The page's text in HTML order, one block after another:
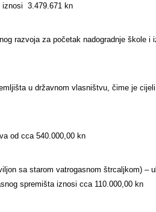
iznosi 3.479.671 kn
razvoja za početak nadogradnje škole i
u državnom vlasništvu, čime je
od cca 540.000,00 kn
sa starom vatrogasnom štrcaljkom) –
spremišta iznosi cca 110.000,00 kn